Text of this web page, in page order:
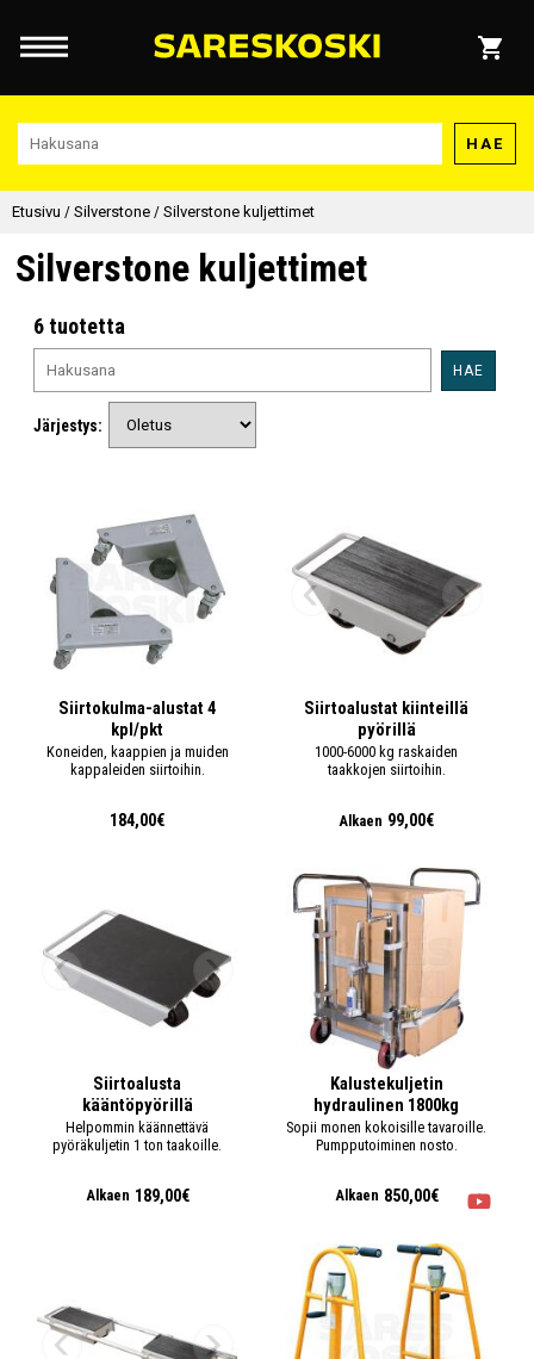
HAE
Etusivu / Silverstone / Silverstone kuljettimet
Silverstone kuljettimet
6 tuotetta
HAE
Järjestys:
Siirtokulma-alustat 4
kpl/pkt
Koneiden, kaappien ja muiden
kappaleiden siirtoihin.
184,00€
Siirtoalustat kiinteillä
pyörillä
1000-6000 kg raskaiden
taakkojen siirtoihin.
Alkaen 99,00€
Siirtoalusta
kääntöpyörillä
Helpommin käännettävä
pyöräkuljetin 1 ton taakoille.
Alkaen 189,00€
Kalustekuljetin
hydraulinen 1800kg
Sopii monen kokoisille tavaroille.
Pumpputoiminen nosto.
Alkaen 850,00€